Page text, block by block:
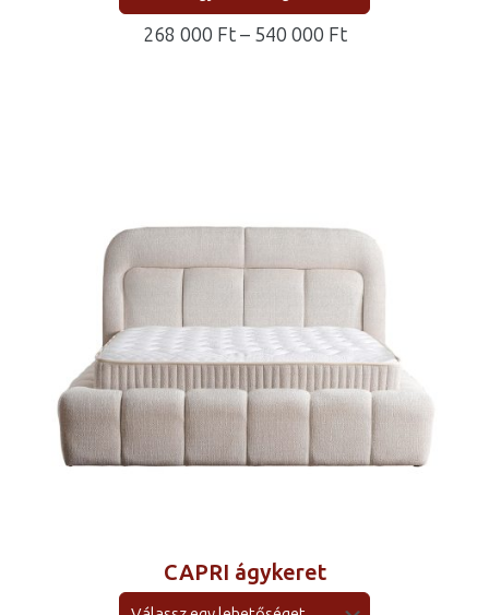
268 000 Ft – 540 000 FtÁrtartomány:
CAPRI ágykeret